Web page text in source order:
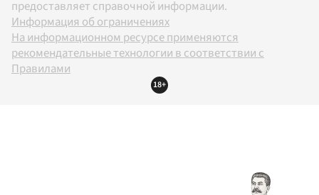
предоставляет справочной информации.
Информация об ограничениях
На информационном ресурсе применяются
рекомендательные технологии в соответствии с
Правилами
18+